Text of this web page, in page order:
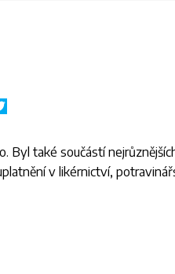
Byl také součástí
v likérnictví,